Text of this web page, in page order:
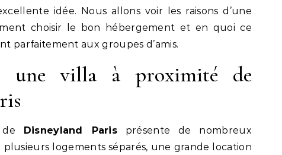
idée. Nous allons voir les raisons d’une
choisir le bon hébergement et en quoi ce
parfaitement aux groupes d’amis.
une villa à proximité de
de Disneyland Paris présente de nombreux
plusieurs logements séparés, une grande location